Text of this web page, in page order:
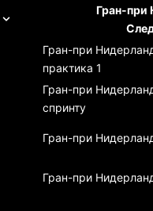
Гран-при
Гран-при
практика 1
Гран-при
спринту
Гран-при
Гран-при